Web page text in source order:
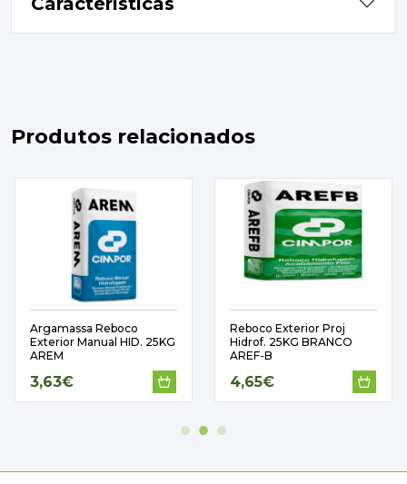
Produtos relacionados
HID. 25KG
Reboco Exterior Proj
Hidrof. 25KG BRANCO
4,65€
Massa
Triunfante
3,50€